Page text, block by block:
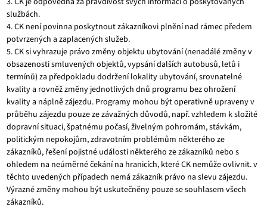
službách.
4. CK není povinna poskytnout zákazníkovi plnění nad rámec předem
potvrzených a zaplacených služeb.
5. CK si vyhrazuje právo změny objektu ubytování (nenadálé změny v
obsazenosti smluvených objektů, vypsání dalších autobusů, letů i
termínů) za předpokladu dodržení lokality ubytování, srovnatelné
kvality a rovněž změny jednotlivých dnů programu bez ohrožení
kvality a náplně zájezdu. Programy mohou být operativně upraveny v
průběhu zájezdu pouze ze závažných důvodů, např. vzhledem k složité
dopravní situaci, špatnému počasí, živelným pohromám, stávkám,
politickým nepokojům, zdravotním problémům některého ze
zákazníků, řešení pojistné události některého ze zákazníků nebo s
ohledem na neúměrné čekání na hranicích, které CK nemůže ovlivnit. v
těchto uvedených případech nemá zákazník právo na slevu zájezdu.
Výrazné změny mohou být uskutečněny pouze se souhlasem všech
zákazníků.